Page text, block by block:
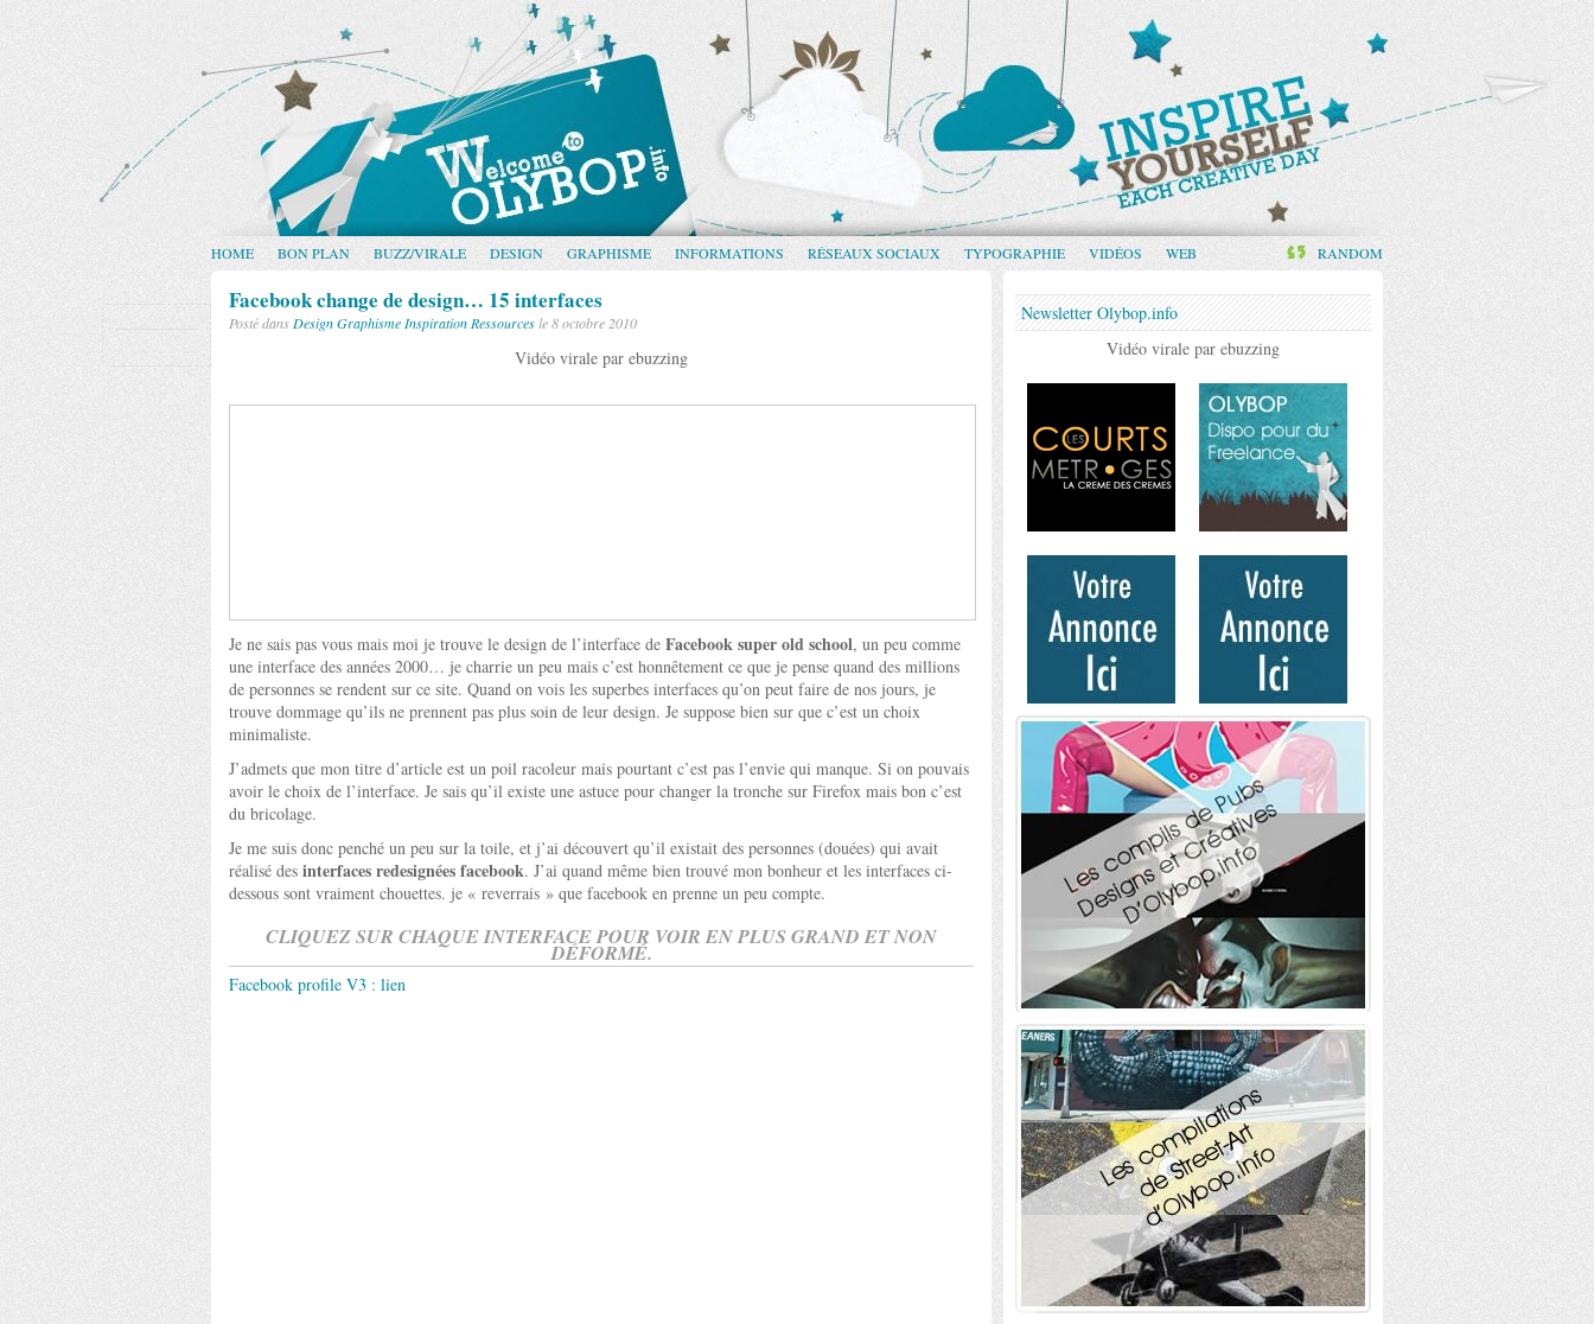
HOME BON PLAN BUZZ/VIRALE DESIGN GRAPHISME INFORMATIONS RÉSEAUX SOCIAUX TYPOGRAPHIE VIDÉOS WEB RANDOM
Facebook change de design… 15 interfaces
Posté dans DesignGraphisme Inspiration Ressourcesle 8 octobre 2010
Vidéo virale par ebuzzing
Je ne sais pas vous mais moi je trouve le design de l’interface de Facebook super old school, un peu comme
une interface des années 2000… je charrie un peu mais c’est honnêtement ce que je pense quand des millions
de personnes se rendent sur ce site. Quand on vois les superbes interfaces qu’on peut faire de nos jours, je
trouve dommage qu’ils ne prennent pas plus soin de leur design. Je suppose bien sur que c’est un choix
minimaliste.
J’admets que mon titre d’article est un poil racoleur mais pourtant c’est pas l’envie qui manque. Si on pouvais
avoir le choix de l’interface. Je sais qu’il existe une astuce pour changer la tronche sur Firefox mais bon c’est
du bricolage.
Je me suis donc penché un peu sur la toile, et j’ai découvert qu’il existait des personnes (douées) qui avait
réalisé des interfaces redesignées facebook. J’ai quand même bien trouvé mon bonheur et les interfaces ci-
dessous sont vraiment chouettes. je « reverrais » que facebook en prenne un peu compte.
CLIQUEZ SUR CHAQUE INTERFACE POUR VOIR EN PLUS GRAND ET NON
DÉFORMÉ.
Facebook profile V3 : lien
Newsletter Olybop.info
Vidéo virale par ebuzzing